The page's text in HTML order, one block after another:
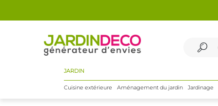
JARDIN
Cuisine extérieure Aménagement du jardin Jardinage